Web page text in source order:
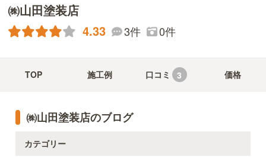
㈱山田塗装店
4.33 3件 0件
TOP 施工例 口コミ 3 価格
㈱山田塗装店のブログ
カテゴリー